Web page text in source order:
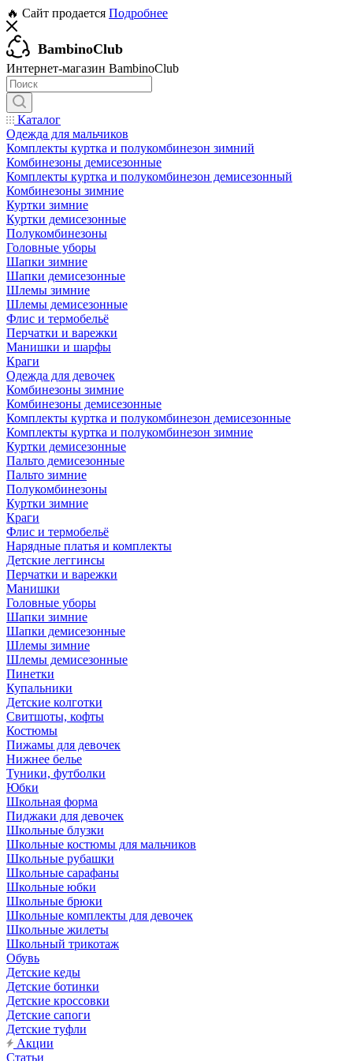
🔥 Сайт продается Подробнее
BambinoClub
Интернет-магазин BambinoClub
Каталог
Одежда для мальчиков
Комплекты куртка и полукомбинезон зимний
Комбинезоны демисезонные
Комплекты куртка и полукомбинезон демисезонный
Комбинезоны зимние
Куртки зимние
Куртки демисезонные
Полукомбинезоны
Головные уборы
Шапки зимние
Шапки демисезонные
Шлемы зимние
Шлемы демисезонные
Флис и термобельё
Перчатки и варежки
Манишки и шарфы
Краги
Одежда для девочек
Комбинезоны зимние
Комбинезоны демисезонные
Комплекты куртка и полукомбинезон демисезонные
Комплекты куртка и полукомбинезон зимние
Куртки демисезонные
Пальто демисезонные
Пальто зимние
Полукомбинезоны
Куртки зимние
Краги
Флис и термобельё
Нарядные платья и комплекты
Детские леггинсы
Перчатки и варежки
Манишки
Головные уборы
Шапки зимние
Шапки демисезонные
Шлемы зимние
Шлемы демисезонные
Пинетки
Купальники
Детские колготки
Свитшоты, кофты
Костюмы
Пижамы для девочек
Нижнее белье
Туники, футболки
Юбки
Школьная форма
Пиджаки для девочек
Школьные блузки
Школьные костюмы для мальчиков
Школьные рубашки
Школьные сарафаны
Школьные юбки
Школьные брюки
Школьные комплекты для девочек
Школьные жилеты
Школьный трикотаж
Обувь
Детские кеды
Детские ботинки
Детские кроссовки
Детские сапоги
Детские туфли
Акции
Статьи